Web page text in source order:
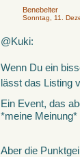
Benebelter
Sonntag, 11.
@Kuki:
Wenn Du ein
lässt das Listing
Ein Event, das
*meine Meinung*
Aber die